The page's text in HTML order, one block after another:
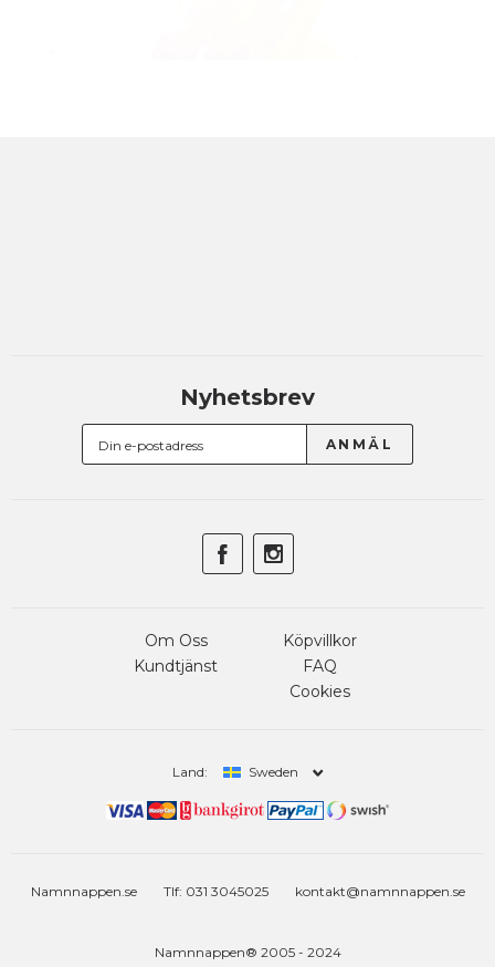
Nyhetsbrev
Om Oss
Kundtjänst
Köpvillkor
FAQ
Cookies
Land: Sweden
Namnnappen.se Tlf: 031 3045025 kontakt@namnnappen.se
Namnnappen® 2005 - 2024